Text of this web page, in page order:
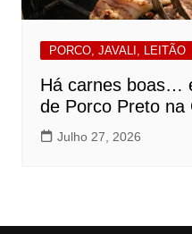
PORCO, JAVALI, LEITÃO
Há carnes boas…
de Porco Preto na
Julho 27, 2026